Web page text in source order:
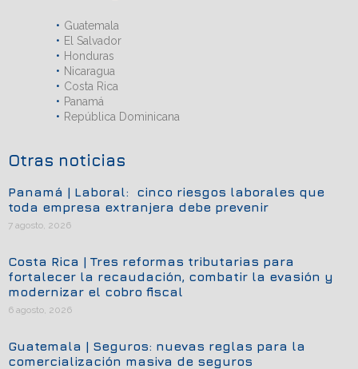
Guatemala
El Salvador
Honduras
Nicaragua
Costa Rica
Panamá
República Dominicana
Otras noticias
Panamá | Laboral: cinco riesgos laborales que
toda empresa extranjera debe prevenir
7 agosto, 2026
Costa Rica | Tres reformas tributarias para
fortalecer la recaudación, combatir la evasión y
modernizar el cobro fiscal
6 agosto, 2026
Guatemala | Seguros: nuevas reglas para la
comercialización masiva de seguros